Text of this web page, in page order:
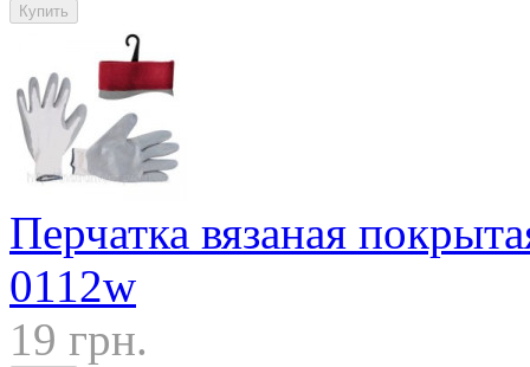
Перчатка вязаная
0112w
19 грн.